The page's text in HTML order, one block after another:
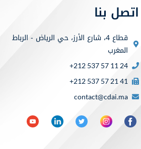
اتصل بنا
قطاع 4، شارع الأرز، حي الرياض - الرباط
المغرب
+212 537 57 11 24
+212 537 57 21 41
contact@cdai.ma